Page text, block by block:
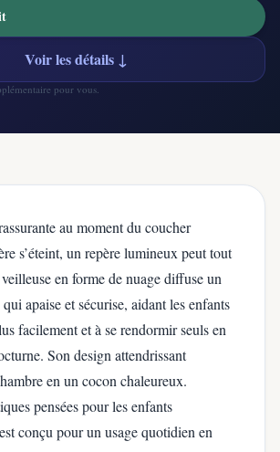
Voir les détails ↓
pour vous.
au moment du coucher
s’éteint, un repère lumineux peut tout
en forme de nuage diffuse un
apaise et sécurise, aidant les enfants
facilement et à se rendormir seuls en
Son design attendrissant
en un cocon chaleureux.
pensées pour les enfants
conçu pour un usage quotidien en